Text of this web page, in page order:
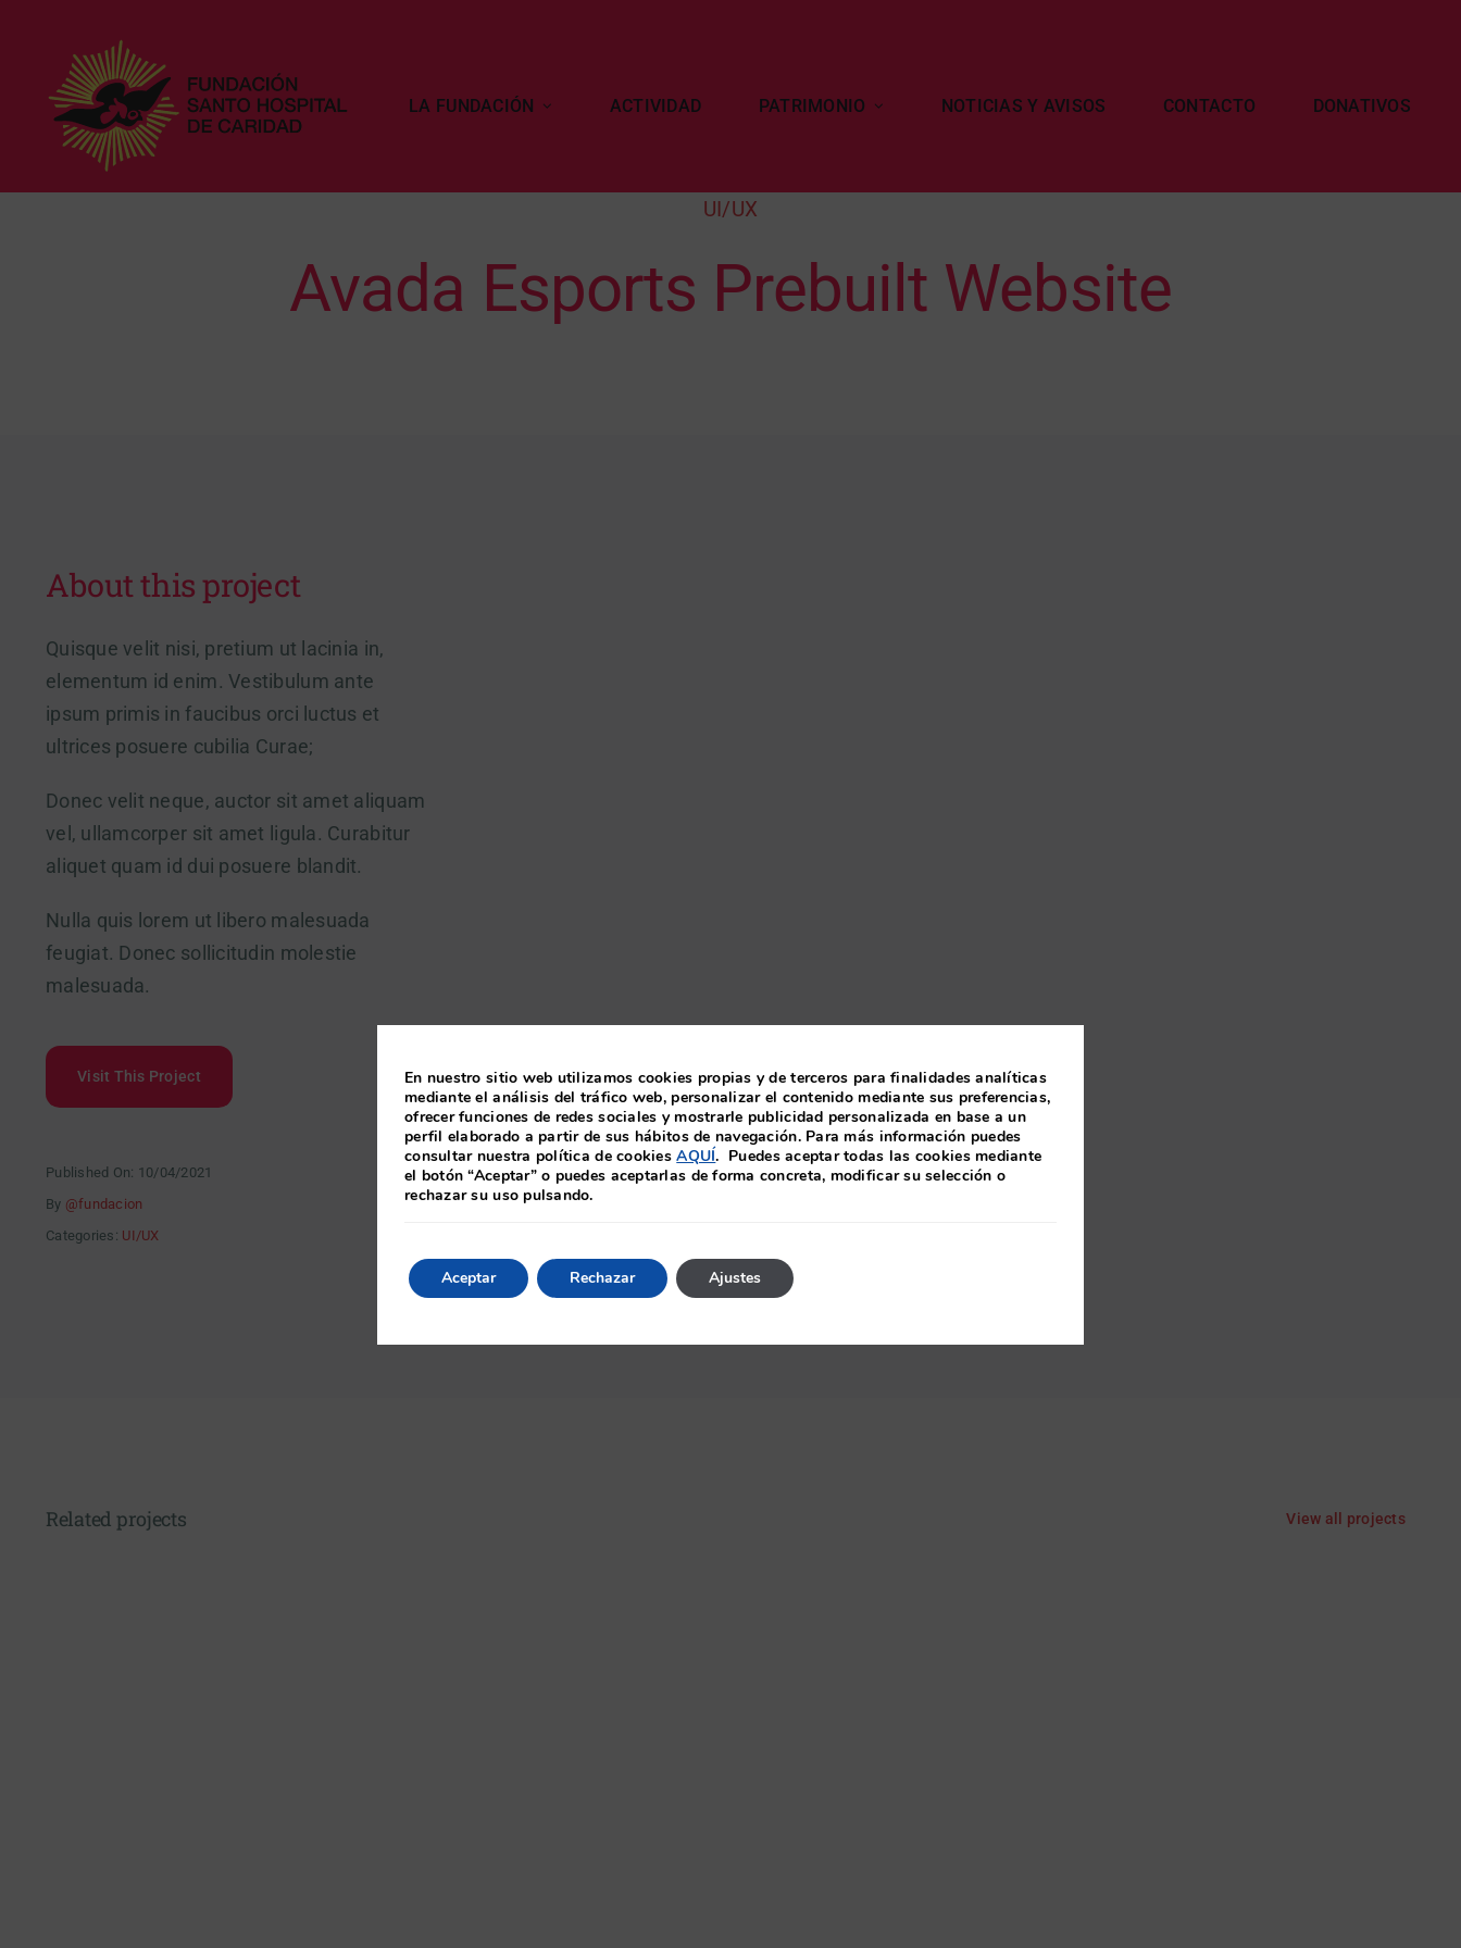
contenido
LA FUNDACIÓN ACTIVIDAD PATRIMONIO NOTICIAS Y AVISOS CONTACTO DONATIVOS
UI/UX
Avada Esports Prebuilt Website
About this project
Quisque velit nisi, pretium ut lacinia in,
elementum id enim. Vestibulum ante
ipsum primis in faucibus orci luctus et
ultrices posuere cubilia Curae;
Donec velit neque, auctor sit amet aliquam
vel, ullamcorper sit amet ligula. Curabitur
aliquet quam id dui posuere blandit.
Nulla quis lorem ut libero malesuada
feugiat. Donec sollicitudin molestie
malesuada.
Visit This Project
Published On: 10/04/2021
By @fundacion
Categories: UI/UX
Related projects View all projects
En nuestro sitio web utilizamos cookies propias y de terceros para finalidades analíticas
mediante el análisis del tráfico web, personalizar el contenido mediante sus preferencias,
ofrecer funciones de redes sociales y mostrarle publicidad personalizada en base a un
perfil elaborado a partir de sus hábitos de navegación. Para más información puedes
consultar nuestra política de cookiesAQUÍ. Puedes aceptar todas las cookies mediante
el botón “Aceptar” o puedes aceptarlas de forma concreta, modificar su selección o
rechazar su uso pulsando.
Aceptar Rechazar Ajustes